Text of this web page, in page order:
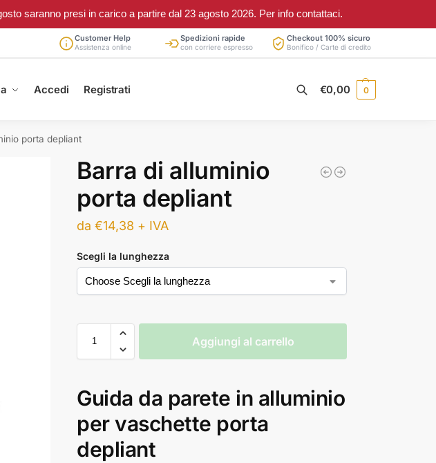
saranno presi in carico a partire dal 23 agosto 2026. Per info contattaci.
Customer Help
Assistenza online
Spedizioni rapide
con corriere espresso
Checkout 100% sicuro
Bonifico / Carte di credito
Accedi Registrati €0,00 0
porta depliant
Barra di alluminio
porta depliant
da€14,38 + IVA
Scegli la lunghezza
Aggiungi al carrello
Guida da parete in alluminio
per vaschette porta
depliant